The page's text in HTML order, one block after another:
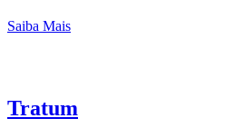
Saiba Mais
Tratum